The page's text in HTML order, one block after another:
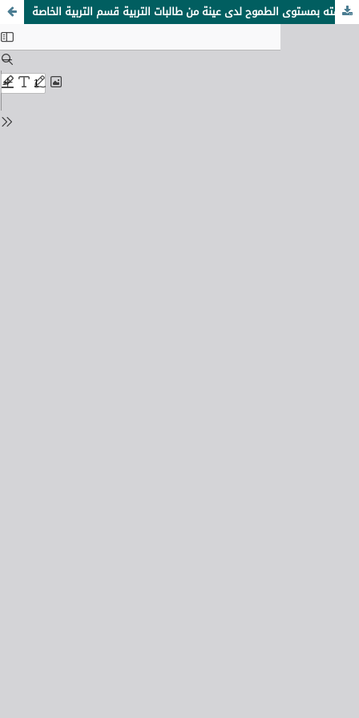
الرضا عن التخصص الدراسي وعلاقته بمستوى الطموح لدى عينة من طالبات التربية قسم التربية الخاصة